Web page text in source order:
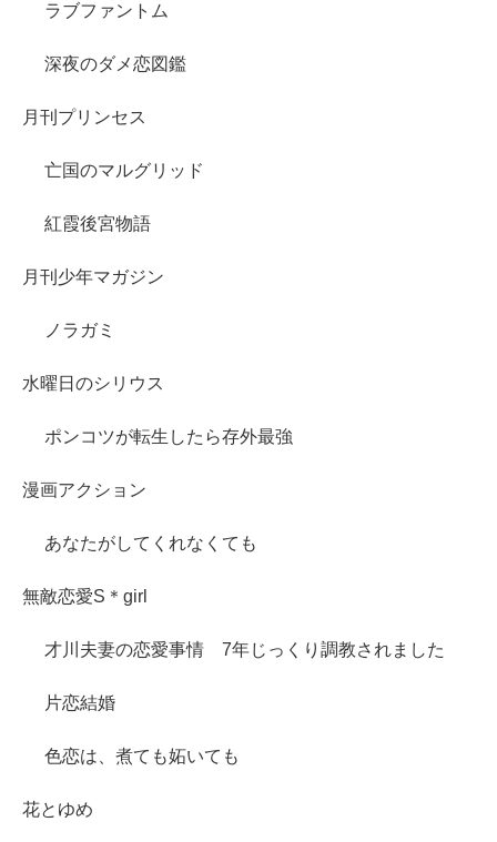
ラブファントム
深夜のダメ恋図鑑
月刊プリンセス
亡国のマルグリッド
紅霞後宮物語
月刊少年マガジン
ノラガミ
水曜日のシリウス
ポンコツが転生したら存外最強
漫画アクション
あなたがしてくれなくても
無敵恋愛S＊girl
才川夫妻の恋愛事情 7年じっくり調教されました
片恋結婚
色恋は、煮ても妬いても
花とゆめ